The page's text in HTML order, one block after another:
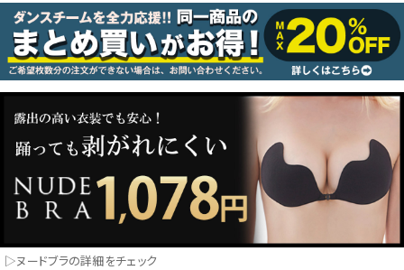
LINE連携でクーポンもらえる!!
浴衣
コスプレ
クリスマス
▷ヌードブラの詳細をチェック